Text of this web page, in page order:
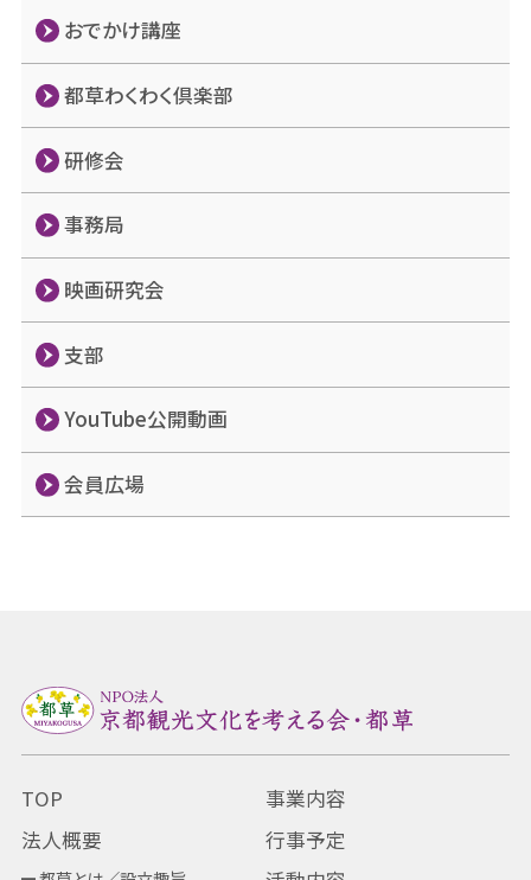
おでかけ講座
都草わくわく倶楽部
研修会
事務局
映画研究会
支部
YouTube公開動画
会員広場
TOP
法人概要
事業内容
行事予定